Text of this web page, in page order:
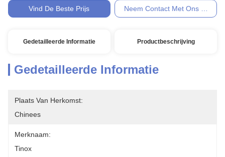
Vind De Beste Prijs Neem Contact Met Ons Op
Gedetailleerde Informatie Productbeschrijving
Gedetailleerde Informatie
Plaats Van Herkomst:
Chinees
Merknaam:
Tinox